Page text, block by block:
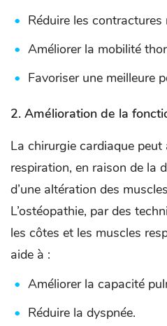
Réduire les contractures
Améliorer la mobilité
Favoriser une meilleure
2. Amélioration de la
La chirurgie cardiaque
respiration, en raison de la
d’une altération des
L’ostéopathie, par des
les côtes et les muscles
aide à :
Améliorer la capacité
Réduire la dyspnée.